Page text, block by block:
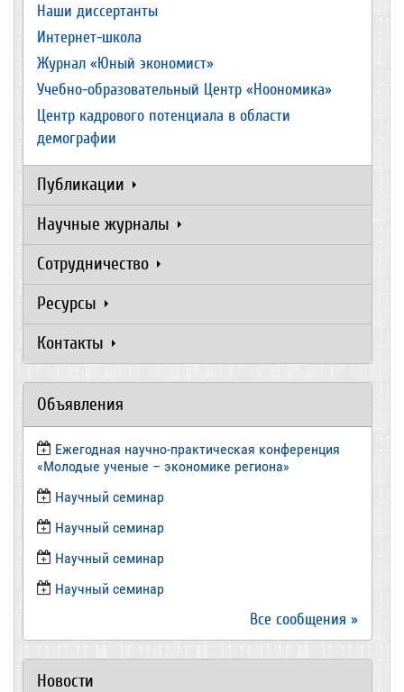
Наши диссертанты
Интернет-школа
Журнал «Юный экономист»
Учебно-образовательный Центр «Ноономика»
Центр кадрового потенциала в области
демографии
Публикации
Научные журналы
Сотрудничество
Ресурсы
Контакты
Объявления
Ежегодная научно-практическая конференция
«Молодые ученые – экономике региона»
​Научный семинар
​Научный семинар
Научный семинар
​Научный семинар
Все сообщения »
Новости